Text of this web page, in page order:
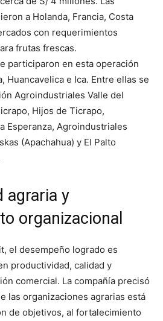
a Holanda, Francia, Costa
con requerimientos
frutas frescas.
participaron en esta operación
Huancavelica e Ica. Entre ellas se
Agroindustriales Valle del
Hijos de Ticrapo,
Esperanza, Agroindustriales
(Apachahua) y El Palto
agraria y
organizacional
el desempeño logrado es
productividad, calidad y
comercial. La compañía precisó
las organizaciones agrarias está
de objetivos, al fortalecimiento